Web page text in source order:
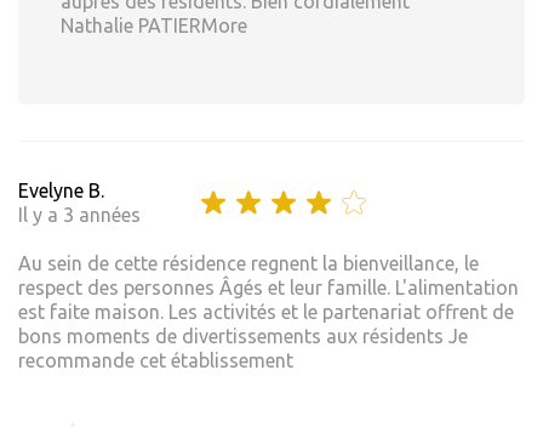
Nathalie PATIERMore
Evelyne B.
Il y a 3 années
Au sein de cette résidence regnent la bienveillance, le
respect des personnes Âgés et leur famille. L'alimentation
est faite maison. Les activités et le partenariat offrent de
bons moments de divertissements aux résidents Je
recommande cet établissement